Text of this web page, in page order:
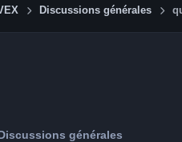
Discussions générales
générales